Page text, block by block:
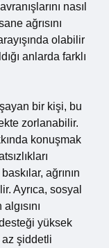
nasıl
ağrısını
olabilir
anlarda farklı
bir kişi, bu
zorlanabilir.
konuşmak
ağrının
Ayrıca, sosyal
yüksek
az şiddetli